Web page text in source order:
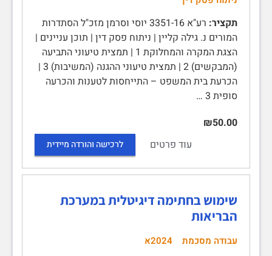
תקציר:
רע"א 3351-16 יוסי וסרמן מזכ"ל הסתדרות
המורים נ. גילה קליין | ניתוח פסק דין | תוכן עניינים |
הצגת המקרה והמחלוקת 1 | תמצית טיעוני התביעה
(המבקשים) 2 | תמצית טיעוני ההגנה (המשיבות) 3 |
הכרעת בית המשפט – התייחסות לטענות והכרעה
סופית 3 …
₪50.00
עוד פרטים
לרכישה והורדה מיידית
שימוש בחתימה דיגיטלית במערכת
הבריאות
עבודה מסכמת 2024א